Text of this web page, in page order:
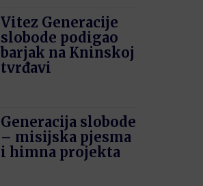
Vitez Generacije
slobode podigao
barjak na Kninskoj
tvrđavi
Generacija slobode
– misijska pjesma
i himna projekta